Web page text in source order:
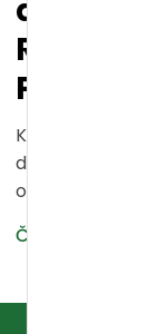
Riwall
PRO
Kam uskladnit
dřevo? Věčná
otázka.
Číst dál →